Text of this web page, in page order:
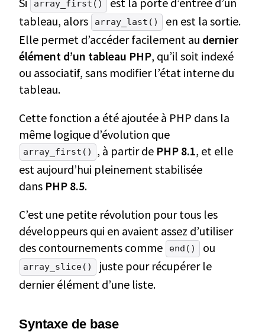
array_first()
tableau, alors
array_last()
en est la sortie.
Elle permet d’accéder facilement au dernier
élément d’un tableau PHP, qu’il soit indexé
ou associatif, sans modifier l’état interne du
tableau.
Cette fonction a été ajoutée à PHP dans la
même logique d’évolution que
array_first() , à partir de PHP 8.1, et elle
est aujourd’hui pleinement stabilisée
dans PHP 8.5.
C’est une petite révolution pour tous les
développeurs qui en avaient assez d’utiliser
des contournements comme
end() ou
array_slice()
juste pour récupérer le
dernier élément d’une liste.
Syntaxe de base